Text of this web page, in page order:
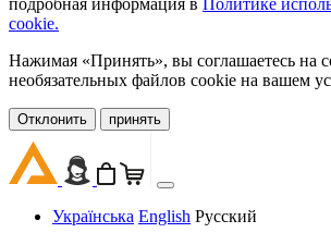
подробная информация в Политике
cookie.
Нажимая «Принять», вы соглашаетесь на
необязательных файлов cookie на вашем
Oтклонить принять
Українська English Русский